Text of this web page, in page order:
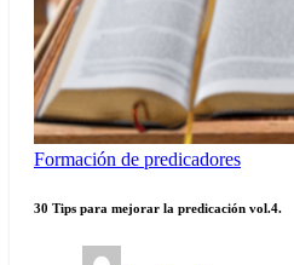
Formación de predicadores
30 Tips para mejorar la predicación vol.4.